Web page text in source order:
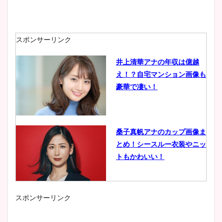
スポンサーリンク
井上清華アナの年収は億越
え！？自宅マンション画像も
豪華で凄い！
桑子真帆アナのカップ画像ま
とめ！シースルー衣装やニッ
トもかわいい！
スポンサーリンク